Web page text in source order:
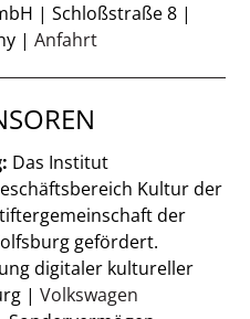
| Schloßstraße 8 |
|Anfahrt
Das Institut
Kultur der
der
gefördert.
digitaler kultureller
|Volkswagen